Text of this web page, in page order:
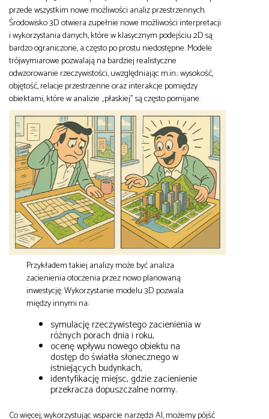
przede wszystkim nowe możliwości analiz przestrzennych.
Środowisko 3D otwiera zupełnie nowe możliwości interpretacji
i wykorzystania danych, które w klasycznym podejściu 2D są
bardzo ograniczone, a często po prostu niedostępne. Modele
trójwymiarowe pozwalają na bardziej realistyczne
odwzorowanie rzeczywistości, uwzględniając m.in.: wysokość,
objętość, relacje przestrzenne oraz interakcje pomiędzy
obiektami, które w analizie „płaskiej” są często pomijane.
Przykładem takiej analizy może być analiza
zacienienia otoczenia przez nowo planowaną
inwestycję. Wykorzystanie modelu 3D pozwala
między innymi na:
symulację rzeczywistego zacienienia w
różnych porach dnia i roku,
ocenę wpływu nowego obiektu na
dostęp do światła słonecznego w
istniejących budynkach,
identyfikację miejsc, gdzie zacienienie
przekracza dopuszczalne normy.
Co więcej, wykorzystując wsparcie narzędzi AI, możemy pójść